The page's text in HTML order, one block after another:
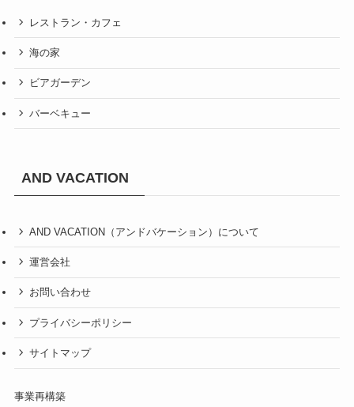
レストラン・カフェ
海の家
ビアガーデン
バーベキュー
AND VACATION
AND VACATION（アンドバケーション）について
運営会社
お問い合わせ
プライバシーポリシー
サイトマップ
事業再構築